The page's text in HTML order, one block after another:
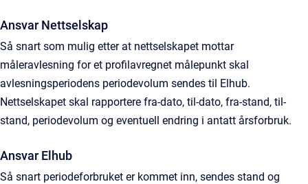
Ansvar Nettselskap
Så snart som mulig etter at nettselskapet mottar
måleravlesning for et profilavregnet målepunkt skal
avlesningsperiodens periodevolum sendes til Elhub.
Nettselskapet skal rapportere fra-dato, til-dato, fra-stand, til-
stand, periodevolum og eventuell endring i antatt årsforbruk.
Ansvar Elhub
Så snart periodeforbruket er kommet inn, sendes stand og